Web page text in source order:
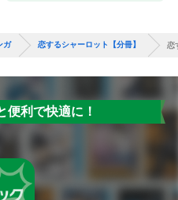
ガ 恋するシャーロット【分冊】 恋
便利で快適に！